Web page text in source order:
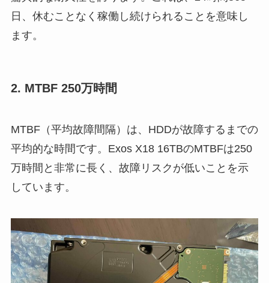
日、休むことなく稼働し続けられることを意味し
ます。
2. MTBF 250万時間
MTBF（平均故障間隔）は、HDDが故障するまでの
平均的な時間です。Exos X18 16TBのMTBFは250
万時間と非常に長く、故障リスクが低いことを示
しています。